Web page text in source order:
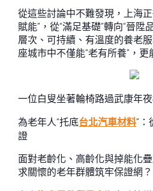
從這些討論中不難發現，上海正
賦能”，從“滿足基礎”轉向“晉陞
層次、可持續、有溫度的養老
座城市中不僅能“老有所養”，更
一位白叟坐著輪椅路過武康年
為老年人“托底台北汽車材料”：
證
面對老齡化、高齡化與掉能化
求關懷的老年群體筑牢保證網？